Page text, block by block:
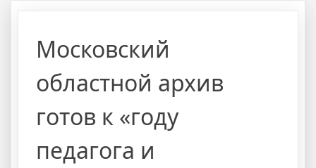
Московский
областной архив
готов к «году
педагога и